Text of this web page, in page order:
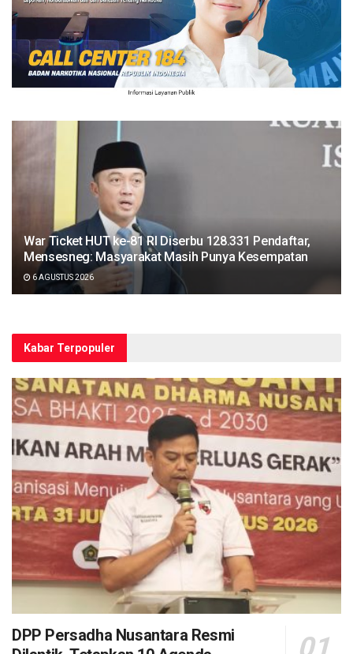
War Ticket HUT ke-81 RI Diserbu 128.331 Pendaftar,
Mensesneg: Masyarakat Masih Punya Kesempatan
6 AGUSTUS 2026
Kabar Terpopuler
DPP Persadha Nusantara Resmi